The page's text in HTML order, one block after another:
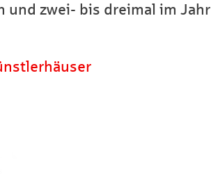
und zwei- bis dreimal im Jahr